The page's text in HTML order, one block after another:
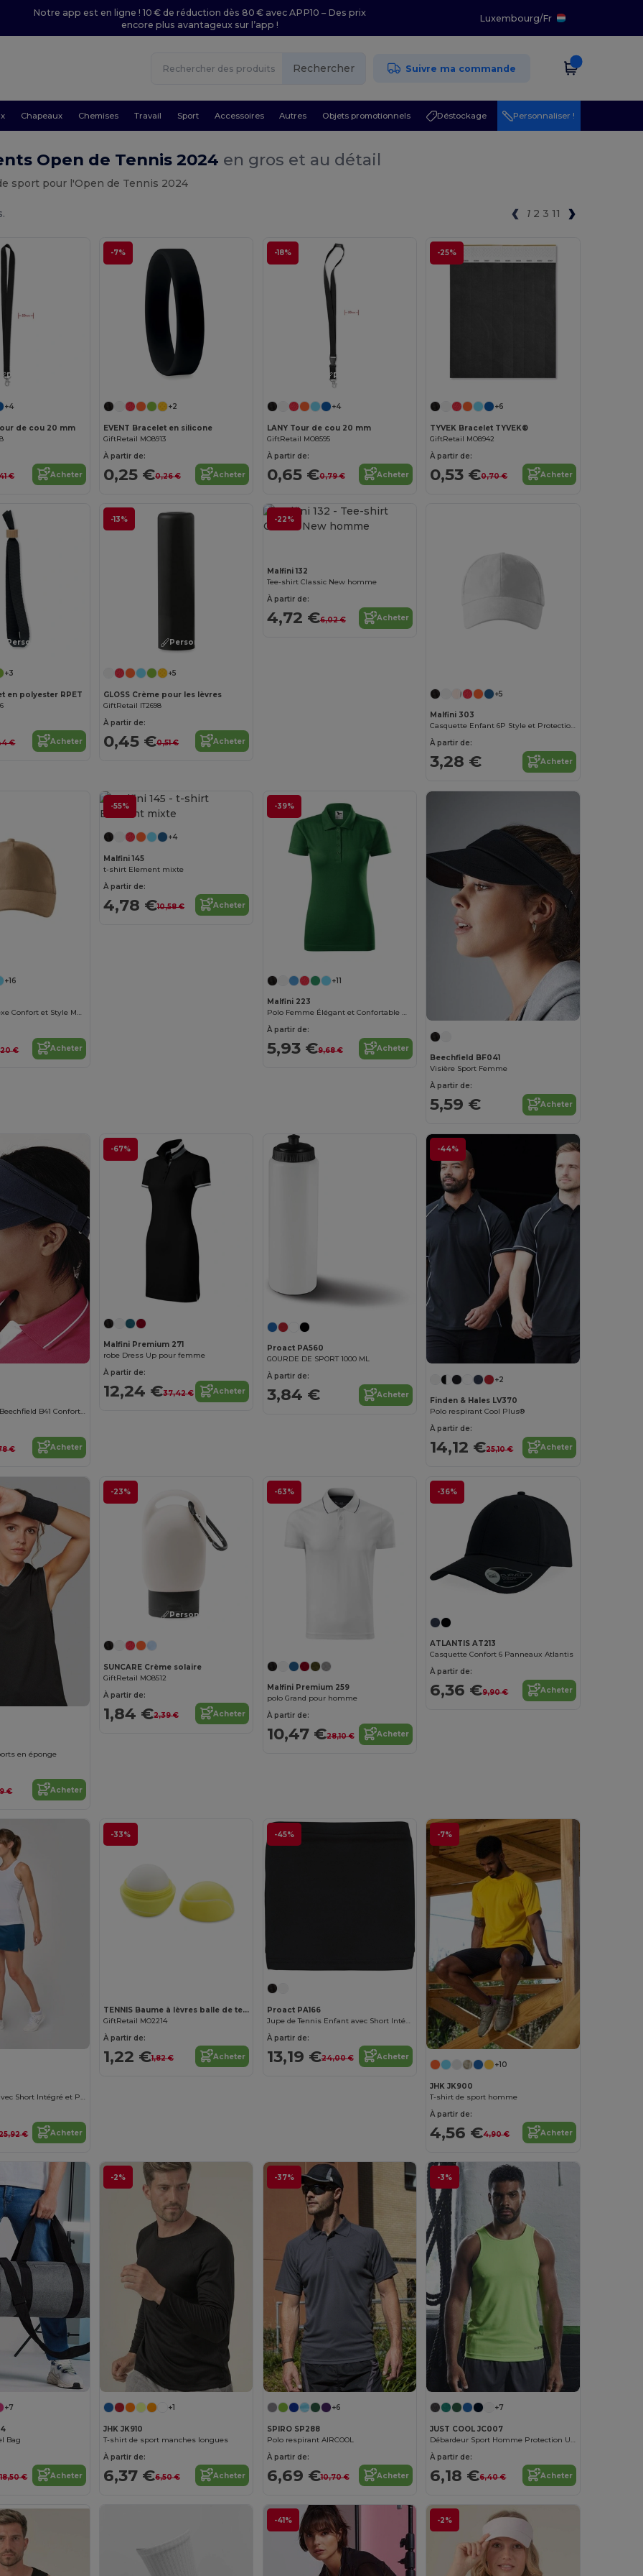
Notre app est en ligne ! 10 € de réduction dès 80 € avec APP10 – Des prix
encore plus avantageux sur l’app !
Luxembourg/Fr
Rechercher Suivre ma commande
Chapeaux Chemises Travail Sport Accessoires Autres Objets promotionnels Déstockage Personnaliser !
Open de Tennis 2024 en gros et au détail
sport pour l'Open de Tennis 2024
1 2 3 11
Personnalisez-le !
+4
de cou 20 mm
€ Acheter
-7%
+2
EVENT Bracelet en silicone
GiftRetail MO8913
À partir de:
0,25 €0,26 € Acheter
-18%
Personnalisez-le !
+4
LANY Tour de cou 20 mm
GiftRetail MO8595
À partir de:
0,65 €0,79 € Acheter
-25%
+6
TYVEK Bracelet TYVEK®
GiftRetail MO8942
À partir de:
0,53 €0,70 € Acheter
Personnalisez-le !
+3
en polyester RPET
€ Acheter
-13%
Personnalisez-le !
+5
GLOSS Crème pour les lèvres
GiftRetail IT2698
À partir de:
0,45 €0,51 € Acheter
-22%
Malfini 132
Tee-shirt Classic New homme
À partir de:
4,72 €6,02 € Acheter
+5
Malfini 303
Casquette Enfant 6P Style et Protection Malfini
À partir de:
3,28 € Acheter
+16
Casquette Unisexe Confort et Style Malfini
€ Acheter
-55%
+4
Malfini 145
t-shirt Element mixte
À partir de:
4,78 €10,58 € Acheter
-39%
+11
Malfini 223
Polo Femme Élégant et Confortable Malfini
À partir de:
5,93 €9,68 €
Acheter
Beechfield BF041
Visière Sport Femme
À partir de:
5,59 € Acheter
Visière Sportive Beechfield B41 Confort UV
€ Acheter
-67%
Malfini Premium 271
robe Dress Up pour femme
À partir de:
12,24 €37,42 € Acheter
Proact PA560
GOURDE DE SPORT 1000 ML
À partir de:
3,84 € Acheter
-44%
+2
Finden & Hales LV370
Polo respirant Cool Plus®
À partir de:
14,12 €25,10 € Acheter
en éponge
€ Acheter
-23%
Personnalisez-le !
SUNCARE Crème solaire
GiftRetail MO8512
À partir de:
1,84 €2,39 € Acheter
-63%
Malfini Premium 259
polo Grand pour homme
À partir de:
10,47 €28,10 € Acheter
-36%
ATLANTIS AT213
Casquette Confort 6 Panneaux Atlantis
À partir de:
6,36 €9,90 € Acheter
Jupe de Tennis avec Short Intégré et Poches
€ Acheter
-33%
TENNIS Baume à lèvres balle de tennis
GiftRetail MO2214
À partir de:
1,22 €1,82 € Acheter
-45%
Proact PA166
Jupe de Tennis Enfant avec Short Intégré
À partir de:
13,19 €24,00 € Acheter
-7%
+10
JHK JK900
T-shirt de sport homme
À partir de:
4,56 €4,90 € Acheter
+7
Bag
18,50 € Acheter
-2%
+1
JHK JK910
T-shirt de sport manches longues
À partir de:
6,37 €6,50 € Acheter
-37%
+6
SPIRO SP288
Polo respirant AIRCOOL
À partir de:
6,69 €10,70 € Acheter
-3%
+7
JUST COOL JC007
Débardeur Sport Homme Protection UV 40+
À partir de:
6,18 €6,40 € Acheter
-41% -2%